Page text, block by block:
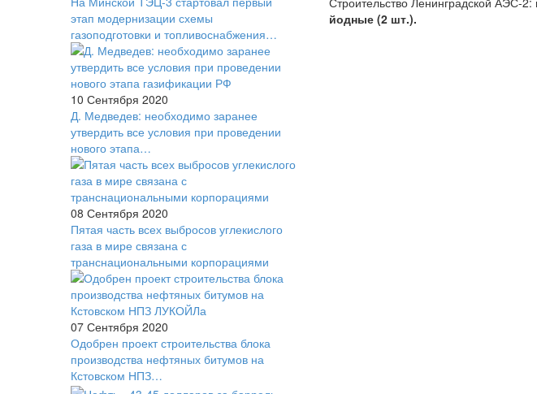
этап модернизации схемы
газоподготовки и топливоснабжения…
10 Сентября 2020
Д. Медведев: необходимо заранее
утвердить все условия при проведении
нового этапа…
08 Сентября 2020
Пятая часть всех выбросов углекислого
газа в мире связана с
транснациональными корпорациями
07 Сентября 2020
Одобрен проект строительства блока
производства нефтяных битумов на
Кстовском НПЗ…
йодные (2 шт.).